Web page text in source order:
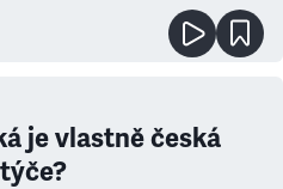
je vlastně česká